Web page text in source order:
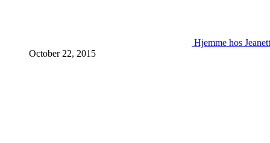
Hjemme hos
October 22, 2015